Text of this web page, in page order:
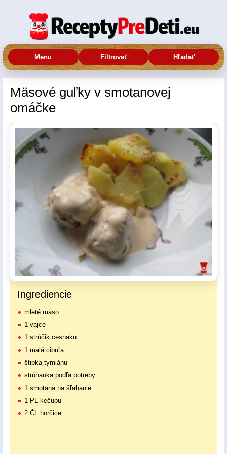
Menu Filtrovať Hľadať
Mäsové guľky v smotanovej
omáčke
Ingrediencie
mleté mäso
1 vajce
1 strúčik cesnaku
1 malá cibuľa
štipka tymiánu
strúhanka podľa potreby
1 smotana na šľahanie
1 PL kečupu
2 ČL horčice